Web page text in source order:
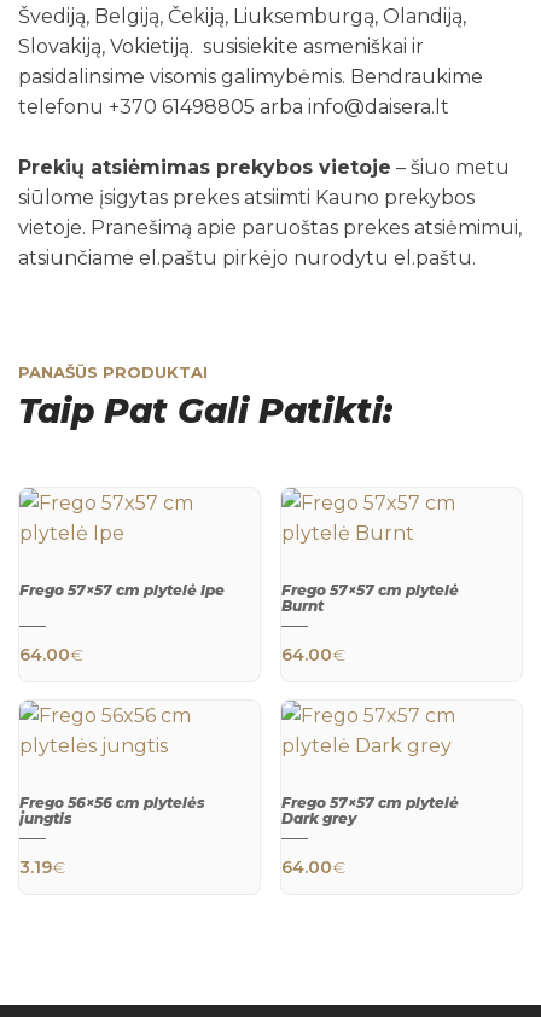
Švediją, Belgiją, Čekiją, Liuksemburgą, Olandiją,
Slovakiją, Vokietiją. susisiekite asmeniškai ir
pasidalinsime visomis galimybėmis. Bendraukime
telefonu +370 61498805 arba info@daisera.lt
Prekių atsiėmimas prekybos vietoje – šiuo metu
siūlome įsigytas prekes atsiimti Kauno prekybos
vietoje. Pranešimą apie paruoštas prekes atsiėmimui,
atsiunčiame el.paštu pirkėjo nurodytu el.paštu.
PANAŠŪS PRODUKTAI
Taip Pat Gali Patikti:
Frego 57×57 cm plytelė Ipe
64.00€
Frego 57×57 cm plytelė
Burnt
64.00€
Frego 56×56 cm plytelės
jungtis
3.19€
Frego 57×57 cm plytelė
Dark grey
64.00€